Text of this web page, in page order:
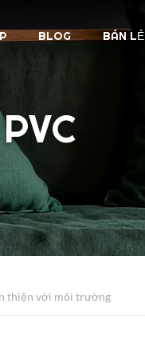
BLOG BÁN LẺ
thiện với môi trường